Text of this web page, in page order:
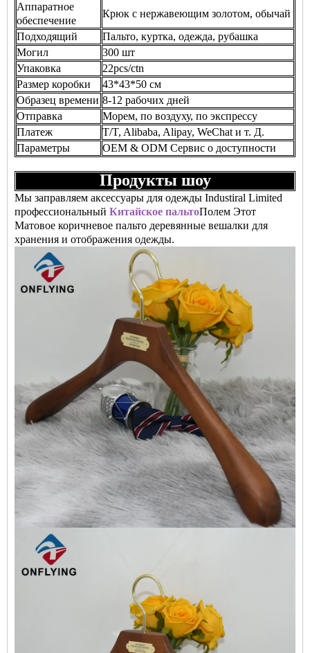
Аппаратное
обеспечение
Крюк с нержавеющим золотом, обычай
Подходящий
Пальто, куртка, одежда, рубашка
Могил
300 шт
Упаковка
22pcs/ctn
Размер коробки
43*43*50 см
Образец времени 8-12 рабочих дней
Отправка
Морем, по воздуху, по экспрессу
Платеж
T/T, Alibaba, Alipay, WeChat и т. Д.
Параметры
OEM & ODM Сервис о доступности
Продукты шоу
Мы заправляем аксессуары для одежды Industiral Limited
профессиональный Китайское пальтоПолем Этот
Матовое коричневое пальто деревянные вешалки для
хранения и отображения одежды.